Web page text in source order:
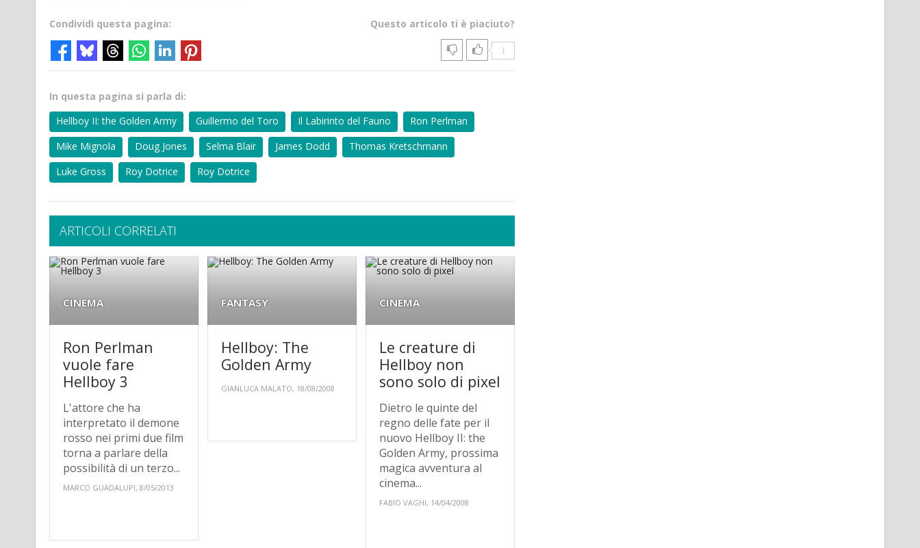
Questo articolo ti è piaciuto?
1
Condividi questa pagina:
In questa pagina si parla di:
Hellboy II: the Golden Army
Guillermo del Toro Il Labirinto del Fauno
Ron Perlman
Mike Mignola
Doug Jones Selma Blair James Dodd
Thomas Kretschmann
Luke Gross
Roy Dotrice Roy Dotrice
ARTICOLI CORRELATI
CINEMA
Ron Perlman
vuole fare
Hellboy 3
L'attore che ha
interpretato il demone
rosso nei primi due film
torna a parlare della
possibilità di un terzo...
MARCO GUADALUPI, 8/05/2013
FANTASY
Hellboy: The
Golden Army
GIANLUCA MALATO, 18/08/2008
CINEMA
Le creature di
Hellboy non
sono solo di pixel
Dietro le quinte del
regno delle fate per il
nuovo Hellboy II: the
Golden Army, prossima
magica avventura al
cinema...
FABIO VAGHI, 14/04/2008